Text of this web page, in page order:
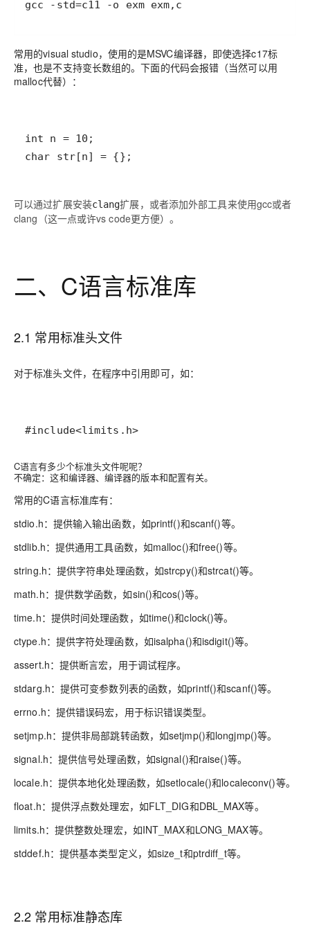
gcc -std=c11 -o exm exm,c
常用的visual studio，使用的是MSVC编译器，即使选择c17标
准，也是不支持变长数组的。下面的代码会报错（当然可以用
malloc代替）：
char str[n] = {};
可以通过扩展安装clang扩展，或者添加外部工具来使用gcc或者
clang（这一点或许vs code更方便）。
二、C语言标准库
2.1 常用标准头文件
对于标准头文件，在程序中引用即可，如：
#include<limits.h>
C语言有多少个标准头文件呢呢？
不确定：这和编译器、编译器的版本和配置有关。
常用的C语言标准库有：
stdio.h：提供输入输出函数，如printf()和scanf()等。
stdlib.h：提供通用工具函数，如malloc()和free()等。
string.h：提供字符串处理函数，如strcpy()和strcat()等。
math.h：提供数学函数，如sin()和cos()等。
time.h：提供时间处理函数，如time()和clock()等。
ctype.h：提供字符处理函数，如isalpha()和isdigit()等。
assert.h：提供断言宏，用于调试程序。
stdarg.h：提供可变参数列表的函数，如printf()和scanf()等。
errno.h：提供错误码宏，用于标识错误类型。
setjmp.h：提供非局部跳转函数，如setjmp()和longjmp()等。
signal.h：提供信号处理函数，如signal()和raise()等。
locale.h：提供本地化处理函数，如setlocale()和localeconv()等。
float.h：提供浮点数处理宏，如FLT_DIG和DBL_MAX等。
limits.h：提供整数处理宏，如INT_MAX和LONG_MAX等。
stddef.h：提供基本类型定义，如size_t和ptrdiff_t等。
2.2 常用标准静态库